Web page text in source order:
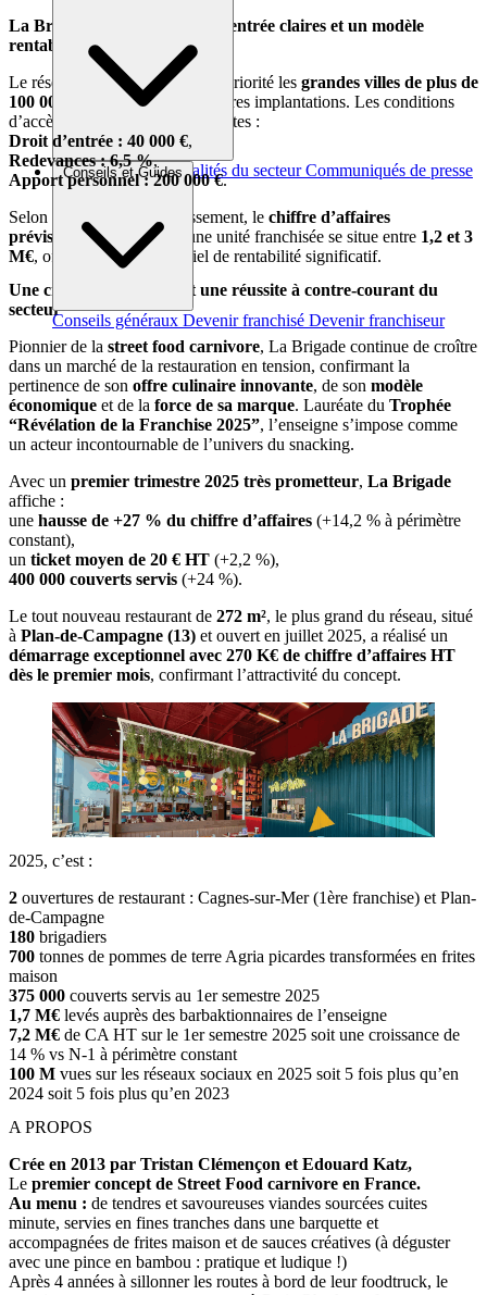
Brèves et actusActualités du secteur Communiqués de presse
Interviews
Conseils et Guides
Conseils généraux Devenir franchisé Devenir franchiseur
La Brigade : des conditions d’entrée claires et un modèle
rentable
Le réseau
La Brigade cible en priorité les grandes villes de plus de
100 000 habitantspour ses futures implantations. Les conditions
d’accès au réseau sont les suivantes :
Droit d’entrée : 40 000 €,
Redevances : 6,5 %,
Apport personnel : 200 000 €.
Selon la surface de l’établissement, le chiffre d’affaires
prévisionnel à N+2pour une unité franchisée se situe entre 1,2 et 3
M€, offrant ainsi un potentiel de rentabilité significatif.
Une croissance positive et une réussite à contre-courant du
secteur
Pionnier de la street food carnivore, La Brigade continue de croître
dans un marché de la restauration en tension, confirmant la
pertinence de son offre culinaire innovante, de son modèle
économique et de la force de sa marque. Lauréate du Trophée
“Révélation de la Franchise 2025”, l’enseigne s’impose comme
un acteur incontournable de l’univers du snacking.
Avec un premier trimestre 2025 très prometteur, La Brigade
affiche :
une hausse de +27 % du chiffre d’affaires (+14,2 % à périmètre
constant),
un ticket moyen de 20 € HT (+2,2 %),
400 000 couverts servis (+24 %).
Le tout nouveau restaurant de 272 m², le plus grand du réseau, situé
à Plan-de-Campagne (13) et ouvert en juillet 2025, a réalisé un
démarrage exceptionnel avec 270 K€ de chiffre d’affaires HT
dès le premier mois, confirmant l’attractivité du concept.
2025, c’est :
2 ouvertures de restaurant : Cagnes-sur-Mer (1ère franchise) et Plan-
de-Campagne
180 brigadiers
700 tonnes de pommes de terre Agria picardes transformées en frites
maison
375 000 couverts servis au 1er semestre 2025
1,7 M€ levés auprès des barbaktionnaires de l’enseigne
7,2 M€ de CA HT sur le 1er semestre 2025 soit une croissance de
14 % vs N-1 à périmètre constant
100 M vues sur les réseaux sociaux en 2025 soit 5 fois plus qu’en
2024 soit 5 fois plus qu’en 2023
A PROPOS
Crée en 2013 par Tristan Clémençon et Edouard Katz,
Le premier concept de Street Food carnivore en France.
Au menu : de tendres et savoureuses viandes sourcées cuites
minute, servies en fines tranches dans une barquette et
accompagnées de frites maison et de sauces créatives (à déguster
avec une pince en bambou : pratique et ludique !)
Après 4 années à sillonner les routes à bord de leur foodtruck, le